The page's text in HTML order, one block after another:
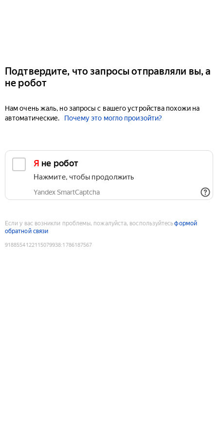
Подтвердите, что запросы отправляли вы, а
не робот
Нам очень жаль, но запросы с вашего устройства похожи на
автоматические.
Почему это могло произойти?
Я не робот
Нажмите, чтобы продолжить
Yandex SmartCaptcha
Если у вас возникли проблемы, пожалуйста, воспользуйтесьформой
обратной связи
9188554122115079938:1786187567